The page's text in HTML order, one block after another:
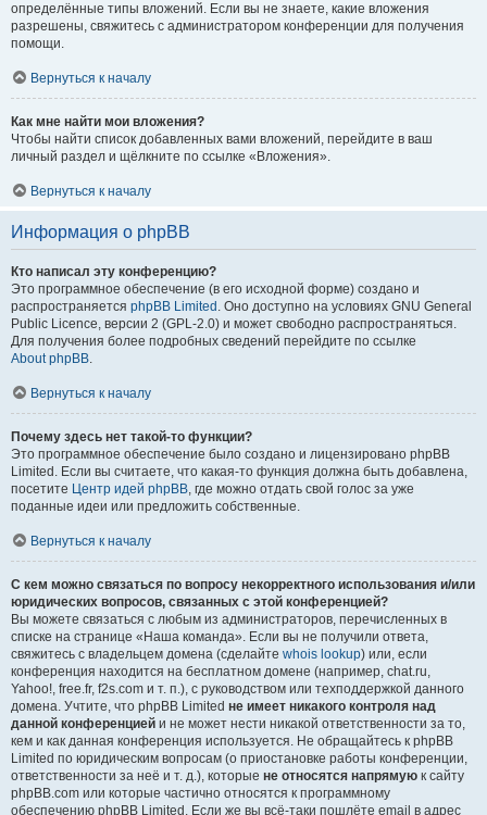
определённые типы вложений. Если вы не знаете, какие вложения
разрешены, свяжитесь с администратором конференции для получения
помощи.
Вернуться к началу
Как мне найти мои вложения?
Чтобы найти список добавленных вами вложений, перейдите в ваш
личный раздел и щёлкните по ссылке «Вложения».
Вернуться к началу
Информация о phpBB
Кто написал эту конференцию?
Это программное обеспечение (в его исходной форме) создано и
распространяется phpBB Limited . Оно доступно на условиях GNU General
Public Licence, версии 2 (GPL-2.0) и может свободно распространяться.
Для получения более подробных сведений перейдите по ссылке
About phpBB.
Вернуться к началу
Почему здесь нет такой-то функции?
Это программное обеспечение было создано и лицензировано phpBB
Limited. Если вы считаете, что какая-то функция должна быть добавлена,
посетите Центр идей phpBB, где можно отдать свой голос за уже
поданные идеи или предложить собственные.
Вернуться к началу
С кем можно связаться по вопросу некорректного использования и/или
юридических вопросов, связанных с этой конференцией?
Вы можете связаться с любым из администраторов, перечисленных в
списке на странице «Наша команда». Если вы не получили ответа,
свяжитесь с владельцем домена (сделайте whois lookup) или, если
конференция находится на бесплатном домене (например, chat.ru,
Yahoo!, free.fr, f2s.com и т. п.), с руководством или техподдержкой данного
домена. Учтите, что phpBB Limited не имеет никакого контроля над
данной конференцией и не может нести никакой ответственности за то,
кем и как данная конференция используется. Не обращайтесь к phpBB
Limited по юридическим вопросам (о приостановке работы конференции,
ответственности за неё и т. д.), которые не относятся напрямую к сайту
phpBB.com или которые частично относятся к программному
обеспечению phpBB Limited. Если же вы всё-таки пошлёте email в адрес